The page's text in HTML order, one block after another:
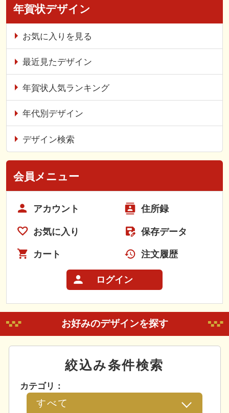
年賀状デザイン
お気に入りを見る
最近見たデザイン
年賀状人気ランキング
年代別デザイン
デザイン検索
会員メニュー
アカウント 住所録
お気に入り 保存データ
カート 注文履歴
ログイン
お好みのデザインを探す
絞込み条件検索
カテゴリ：